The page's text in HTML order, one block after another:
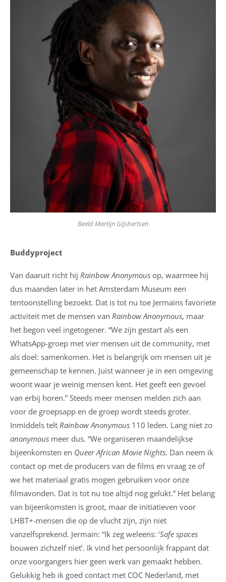
Beeld Martijn Gijsbertsen
Buddyproject
Van daaruit richt hij Rainbow Anonymous op, waarmee hij
dus maanden later in het Amsterdam Museum een
tentoonstelling bezoekt. Dat is tot nu toe Jermains favoriete
activiteit met de mensen van Rainbow Anonymous, maar
het begon veel ingetogener. “We zijn gestart als een
WhatsApp-groep met vier mensen uit de community, met
als doel: samenkomen. Het is belangrijk om mensen uit je
gemeenschap te kennen. Juist wanneer je in een omgeving
woont waar je weinig mensen kent. Het geeft een gevoel
van erbij horen.” Steeds meer mensen melden zich aan
voor de groepsapp en de groep wordt steeds groter.
Inmiddels telt Rainbow Anonymous 110 leden. Lang niet zo
anonymous meer dus. “We organiseren maandelijkse
bijeenkomsten en Queer African Movie Nights. Dan neem ik
contact op met de producers van de films en vraag ze of
we het materiaal gratis mogen gebruiken voor onze
filmavonden. Dat is tot nu toe altijd nog gelukt.” Het belang
van bijeenkomsten is groot, maar de initiatieven voor
LHBT+-mensen die op de vlucht zijn, zijn niet
vanzelfsprekend. Jermain: “Ik zeg weleens: ‘Safe spaces
bouwen zichzelf niet’. Ik vind het persoonlijk frappant dat
onze voorgangers hier geen werk van gemaakt hebben.
Gelukkig heb ik goed contact met COC Nederland, met